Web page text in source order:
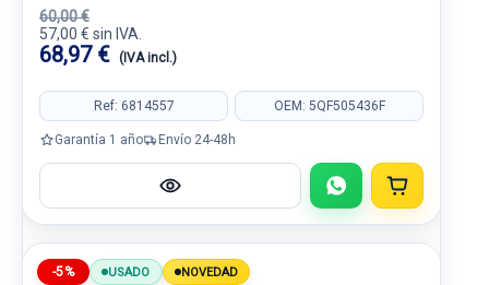
60,00 €
57,00 € sin IVA.
68,97 € (IVA incl.)
Ref: 6814557 OEM: 5QF505436F
Garantía 1 año Envío 24-48h
-5% USADO NOVEDAD